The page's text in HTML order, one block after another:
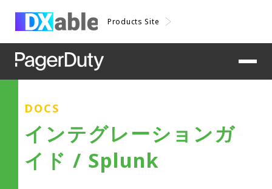
Products Site
DOCS
インテグレーションガ
イド / Splunk